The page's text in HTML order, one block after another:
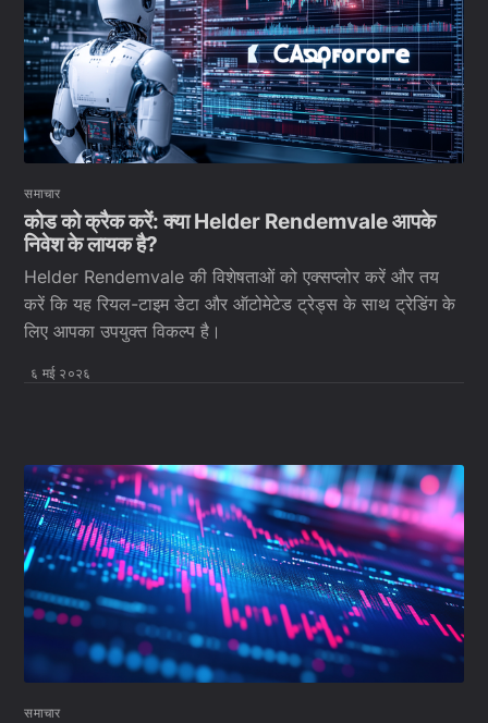
समाचार
कोड को क्रैक करें: क्या Helder Rendemvale आपके
निवेश के लायक है?
Helder Rendemvale की विशेषताओं को एक्सप्लोर करें और तय
करें कि यह रियल-टाइम डेटा और ऑटोमेटेड ट्रेड्स के साथ ट्रेडिंग के
लिए आपका उपयुक्त विकल्प है।
६ मई २०२६
समाचार